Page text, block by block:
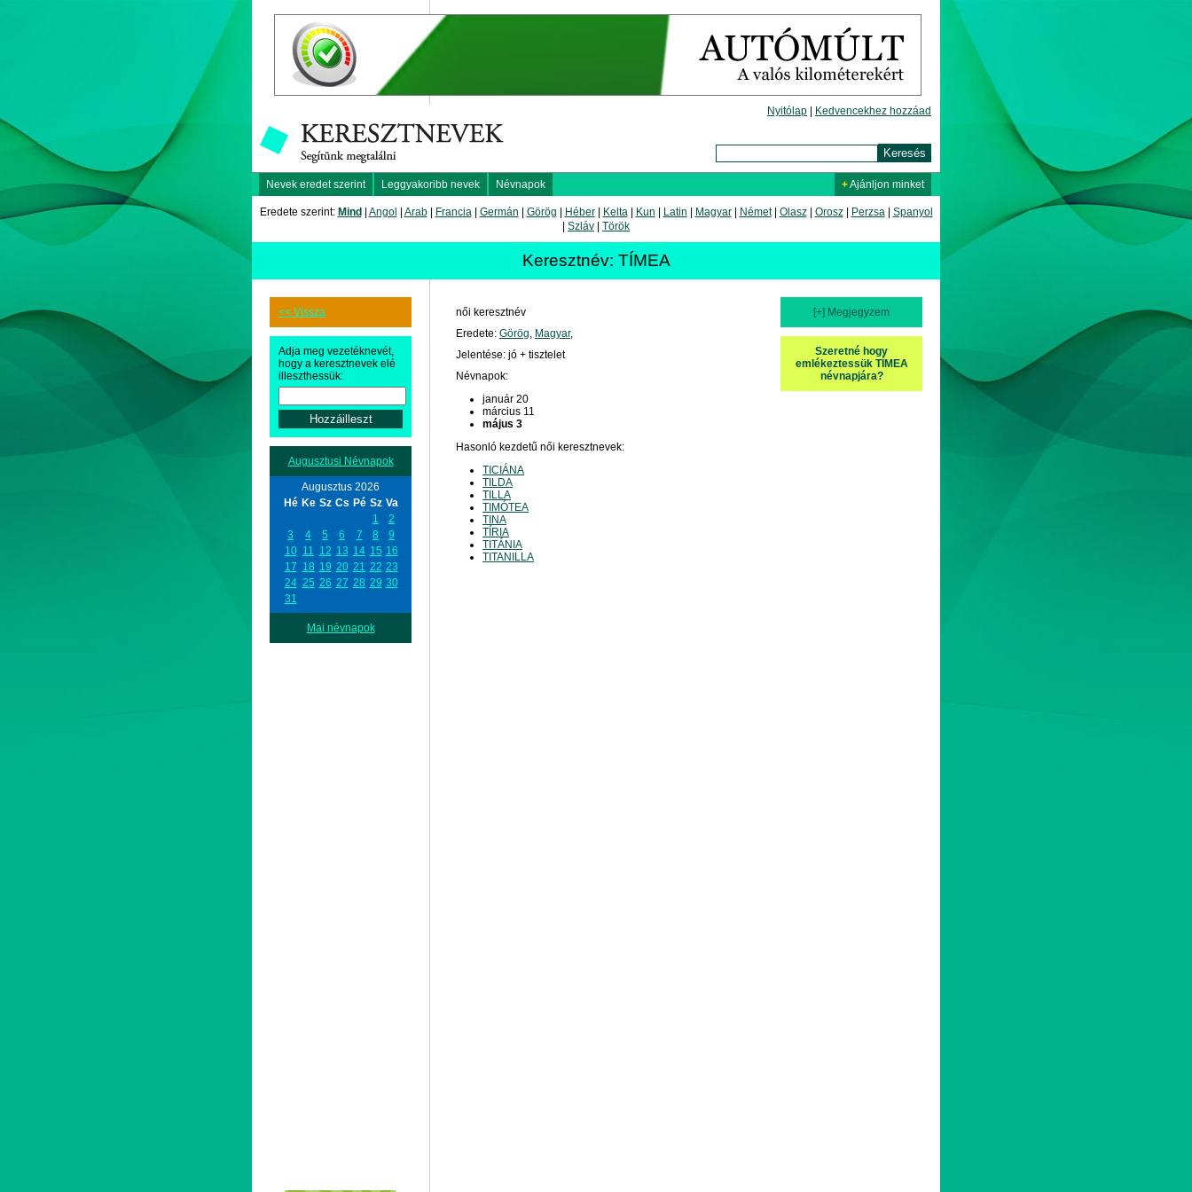
Nyitólap Kedvencekhez hozzáad
Nevek eredet szerint Leggyakoribb nevek Névnapok +Ajánljon minket
Eredete szerint: Mind Angol Arab| Francia| Germán Görög Héber| Kelta| Kun Latin Magyar| Német| Olasz| Orosz| Perzsa| Spanyol
Szláv Török
Keresztnév: TÍMEA
<< Vissza
Adja meg vezetéknevét,
hogy a keresztnevek elé
illeszthessük:
Augusztusi Névnapok
Augusztus 2026
Hé Ke Sz Cs Pé Sz Va
1
2
3
4 5 6 7 8
9
10 11 12 13 14 15 16
17 18 19 20 21 22 23
24 25 26 27 28 29 30
31
Mai névnapok
[+] Megjegyzem
Szeretné hogy
emlékeztessük TÍMEA
névnapjára?
női keresztnév
Eredete: Görög, Magyar,
Jelentése: jó + tisztelet
Névnapok:
január 20
március 11
május 3
Hasonló kezdetű női keresztnevek:
TICIÁNA
TILDA
TILLA
TIMÓTEA
TINA
TÍRIA
TITÁNIA
TITANILLA